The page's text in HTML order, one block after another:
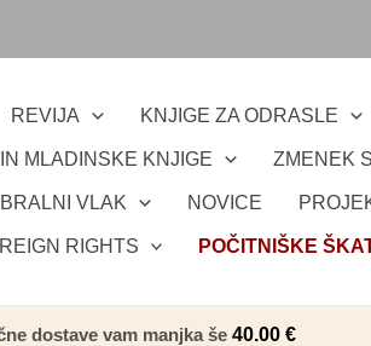
REVIJA KNJIGE ZA ODRASLE
MLADINSKE KNJIGE ZMENEK
BRALNI VLAK NOVICE
RIGHTS POČITNIŠKE
dostave vam manjka še 40.00 €